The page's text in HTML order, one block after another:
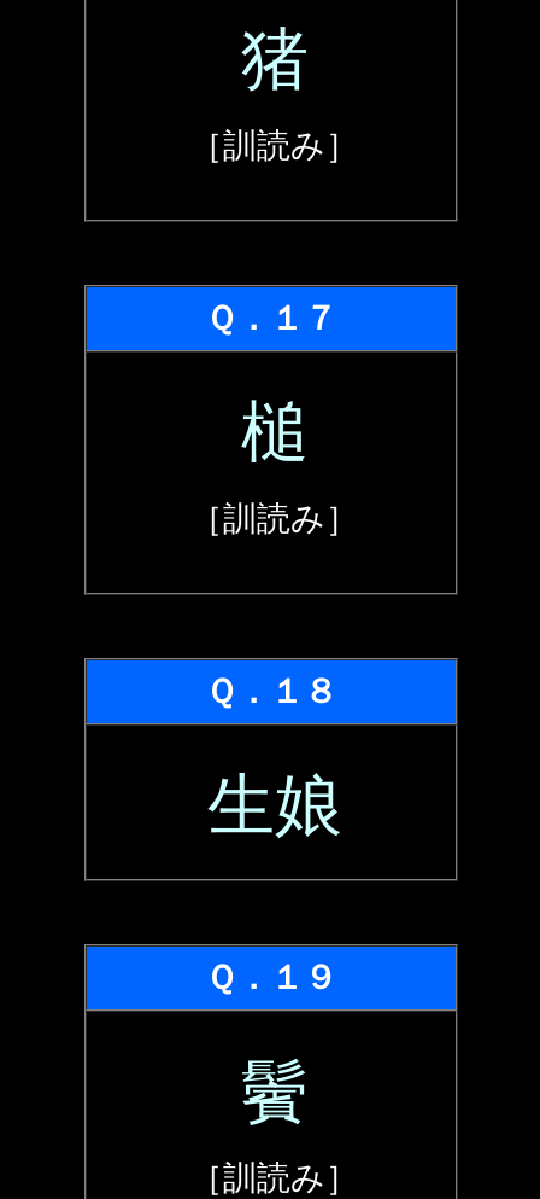
猪
［訓読み］
Ｑ．１７
槌
［訓読み］
Ｑ．１８
生娘
Ｑ．１９
鬢
［訓読み］